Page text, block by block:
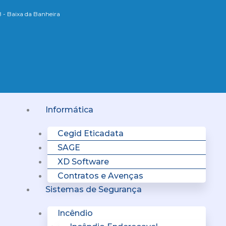
- Baixa da Banheira
Informática
Cegid Eticadata
SAGE
XD Software
Contratos e Avenças
Sistemas de Segurança
Incêndio
Menu